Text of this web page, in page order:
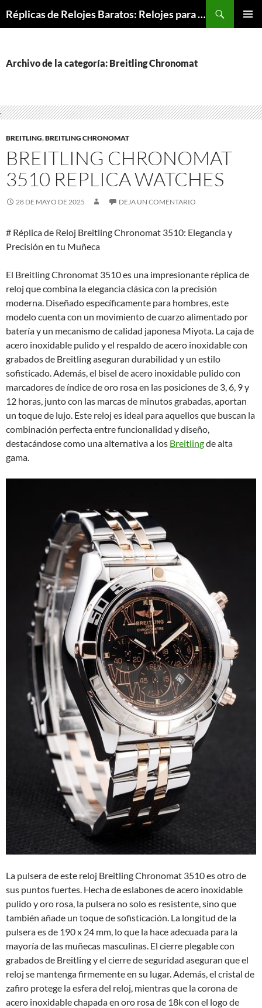
Réplicas de Relojes Baratos: Relojes para Todos los Bolsillos, Relojes de Lujo a Precios Bajos
Archivo de la categoría: Breitling Chronomat
BREITLING,BREITLING CHRONOMAT
BREITLING CHRONOMAT
3510 REPLICA WATCHES
28 DE MAYO DE 2025 DEJA UN COMENTARIO
# Réplica de Reloj Breitling Chronomat 3510: Elegancia y
Precisión en tu Muñeca
El Breitling Chronomat 3510 es una impresionante réplica de
reloj que combina la elegancia clásica con la precisión
moderna. Diseñado específicamente para hombres, este
modelo cuenta con un movimiento de cuarzo alimentado por
batería y un mecanismo de calidad japonesa Miyota. La caja de
acero inoxidable pulido y el respaldo de acero inoxidable con
grabados de Breitling aseguran durabilidad y un estilo
sofisticado. Además, el bisel de acero inoxidable pulido con
marcadores de índice de oro rosa en las posiciones de 3, 6, 9 y
12 horas, junto con las marcas de minutos grabadas, aportan
un toque de lujo. Este reloj es ideal para aquellos que buscan la
combinación perfecta entre funcionalidad y diseño,
destacándose como una alternativa a los Breitlingde alta
gama.
La pulsera de este reloj Breitling Chronomat 3510 es otro de
sus puntos fuertes. Hecha de eslabones de acero inoxidable
pulido y oro rosa, la pulsera no solo es resistente, sino que
también añade un toque de sofisticación. La longitud de la
pulsera es de 190 x 24 mm, lo que la hace adecuada para la
mayoría de las muñecas masculinas. El cierre plegable con
grabados de Breitling y el cierre de seguridad aseguran que el
reloj se mantenga firmemente en su lugar. Además, el cristal de
zafiro protege la esfera del reloj, mientras que la corona de
acero inoxidable chapada en oro rosa de 18k con el logo de